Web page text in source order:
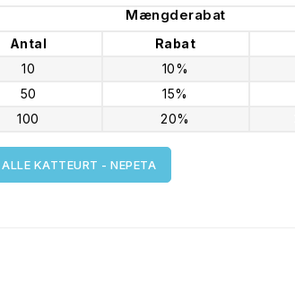
Mængderabat
Antal Rabat
10
10%
50
15%
100
20%
ALLE KATTEURT - NEPETA